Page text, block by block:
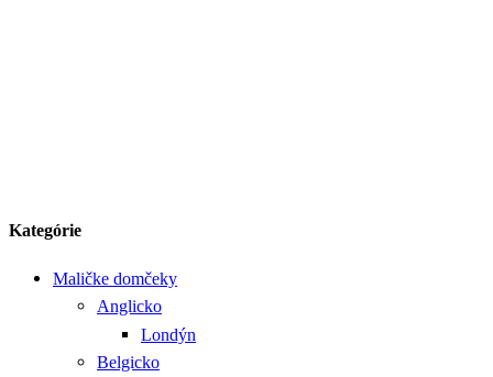
Kategórie
Maličke domčeky
Anglicko
Londýn
Belgicko